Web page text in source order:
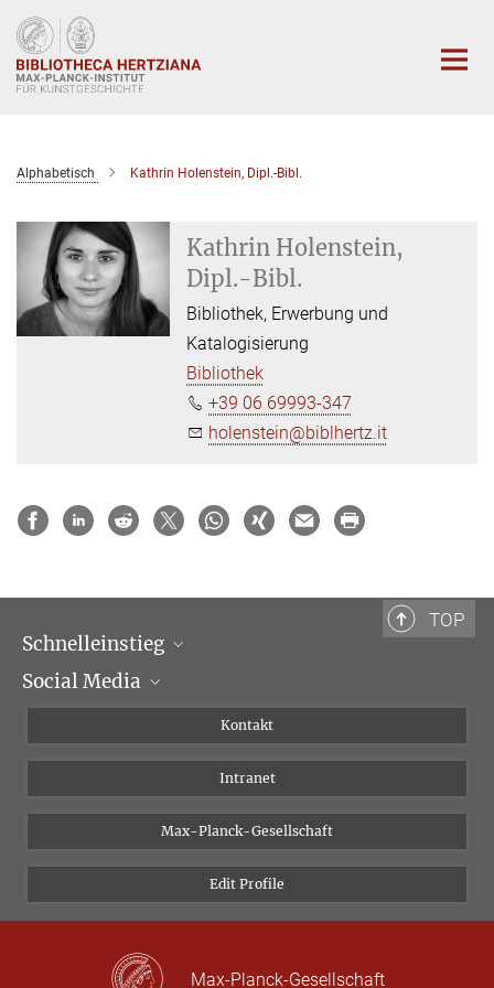
Hauptinhalt
Alphabetisch Kathrin Holenstein, Dipl.-Bibl.
Kathrin Holenstein,
Dipl.-Bibl.
Bibliothek, Erwerbung und
Katalogisierung
Bibliothek
+39 06 69993-347
holenstein@biblhertz.it
TOP
Schnelleinstieg
Wissenschaftliche Abteilungen
Social Media
Bluesky
Vimeo
Newsletter
Kontakt
Intranet
Max-Planck-Gesellschaft
Edit Profile
Max-Planck-Gesellschaft